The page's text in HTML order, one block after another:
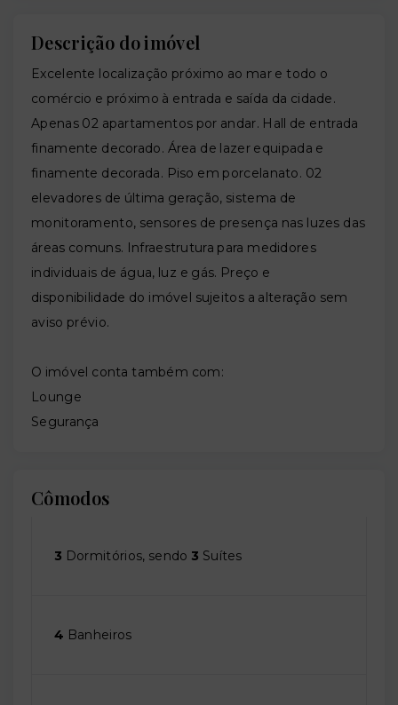
Descrição do imóvel
Excelente localização próximo ao mar e todo o
comércio e próximo à entrada e saída da cidade.
Apenas 02 apartamentos por andar. Hall de entrada
finamente decorado. Área de lazer equipada e
finamente decorada. Piso em porcelanato. 02
elevadores de última geração, sistema de
monitoramento, sensores de presença nas luzes das
áreas comuns. Infraestrutura para medidores
individuais de água, luz e gás. Preço e
disponibilidade do imóvel sujeitos a alteração sem
aviso prévio.
O imóvel conta também com:
Lounge
Segurança
Cômodos
3 Dormitórios, sendo 3 Suítes
4 Banheiros